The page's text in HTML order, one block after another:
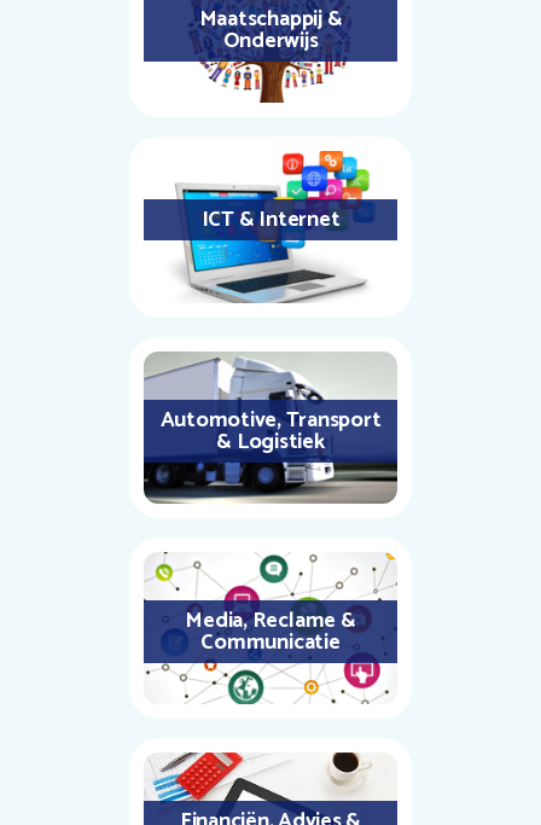
Maatschappij &
Onderwijs
ICT & Internet
Automotive, Transport
& Logistiek
Media, Reclame &
Communicatie